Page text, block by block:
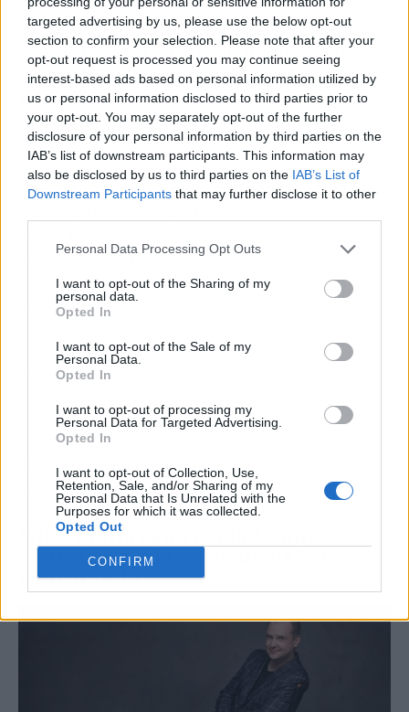
targeted advertising by us, please use the below opt-out
section to confirm your selection. Please note that after your
opt-out request is processed you may continue seeing
interest-based ads based on personal information utilized by
us or personal information disclosed to third parties prior to
your opt-out. You may separately opt-out of the further
disclosure of your personal information by third parties on the
IAB’s list of downstream participants. This information may
also be disclosed by us to third parties on the IAB’s List of
Downstream Participants that may further disclose it to other
Personal Data Processing Opt Outs
I want to opt-out of the Sharing of my
personal data.
Opted In
I want to opt-out of the Sale of my
Personal Data.
Opted In
I want to opt-out of processing my
Personal Data for Targeted Advertising.
Opted In
I want to opt-out of Collection, Use,
Retention, Sale, and/or Sharing of my
Personal Data that Is Unrelated with the
Purposes for which it was collected.
Opted Out
CONFIRM
El director principal Mike Flanagan, empezó a
explorar otros medios para poder llegar a más
audiencia, es así comofirma un contrato de
exclusividad con su competencia Amazon
Prime Video, no se sabe exactamente los
términos del contrato, si era para otra serie o
película.
Lo cierto es que aNetflix no le agrado está idea
club de la medianoche, esto desconcertó a
muchos fanáticos y su director no tardó en
expresar sus pensamientos.
Por medio de su blog personal Mike público
"Estoy muy decepcionado de que Netflix no
temporada de El club de la medianoche"
Todo lo que debes saber sobre la celulitis (y
cómo evitarla)
Mike Flanagan revela lo que
ocurriría en la serie de haber
continuado